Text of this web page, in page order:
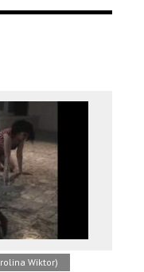
Wiktor)